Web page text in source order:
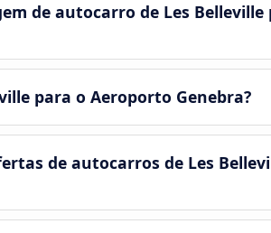
de autocarro de Les
para o Aeroporto Genebra?
de autocarros de Les